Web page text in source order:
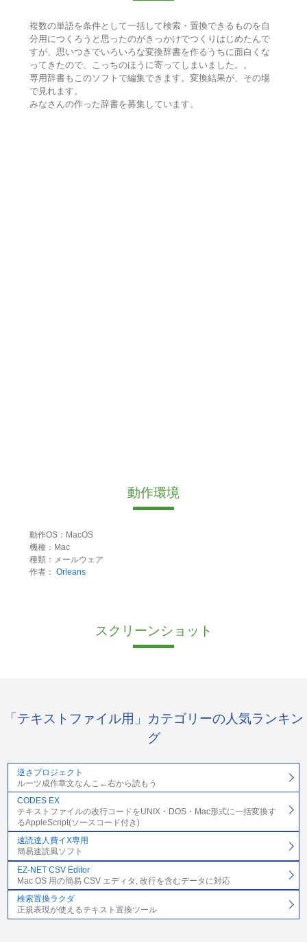
複数の単語を条件として一括して検索・置換できるものを自
分用につくろうと思ったのがきっかけでつくりはじめたんで
すが、思いつきでいろいろな変換辞書を作るうちに面白くな
ってきたので、こっちのほうに寄ってしまいました。。
専用辞書もこのソフトで編集できます。変換結果が、その場
で見れます。
みなさんの作った辞書を募集しています。
動作環境
動作OS：MacOS
機種：Mac
種類：メールウェア
作者： Orleans
スクリーンショット
「テキストファイル用」カテゴリーの人気ランキン
グ
逆さプロジェクト
ルーツ成作章文なんこ←右から読もう
CODES EX
テキストファイルの改行コードをUNIX・DOS・Mac形式に一括変換す
るAppleScript(ソースコード付き)
速読達人費イX専用
簡易速読風ソフト
EZ-NET CSV Editor
Mac OS 用の簡易 CSV エディタ, 改行を含むデータに対応
検索置換ラクダ
正規表現が使えるテキスト置換ツール